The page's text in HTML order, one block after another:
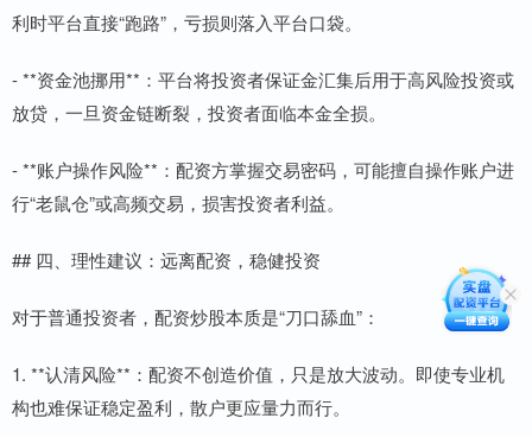
利时平台直接“跑路”，亏损则落入平台口袋。
- **资金池挪用**：平台将投资者保证金汇集后用于高风险投资或
放贷，一旦资金链断裂，投资者面临本金全损。
- **账户操作风险**：配资方掌握交易密码，可能擅自操作账户进
行“老鼠仓”或高频交易，损害投资者利益。
## 四、理性建议：远离配资，稳健投资
对于普通投资者，配资炒股本质是“刀口舔血”：
1. **认清风险**：配资不创造价值，只是放大波动。即使专业机
构也难保证稳定盈利，散户更应量力而行。